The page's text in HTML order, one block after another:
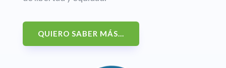
QUIERO SABER MÁS...